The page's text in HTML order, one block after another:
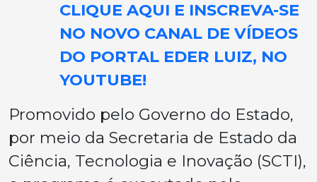
CLIQUE AQUI E INSCREVA-SE
NO NOVO CANAL DE VÍDEOS
DO PORTAL EDER LUIZ, NO
YOUTUBE!
Promovido pelo Governo do Estado,
por meio da Secretaria de Estado da
Ciência, Tecnologia e Inovação (SCTI),